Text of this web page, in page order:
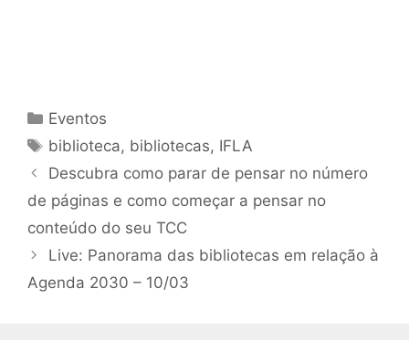
Eventos
biblioteca, bibliotecas, IFLA
Descubra como parar de pensar no número
de páginas e como começar a pensar no
conteúdo do seu TCC
Live: Panorama das bibliotecas em relação à
Agenda 2030 – 10/03